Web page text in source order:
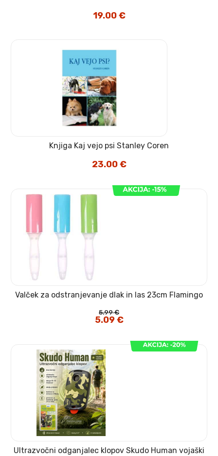
19.00€
Knjiga Kaj vejo psi Stanley Coren
23.00€
Valček za odstranjevanje dlak in las 23cm Flamingo
5.99€
Izvirna
cena
5.09€Trenutna
cena
Ultrazvočni odganjalec klopov Skudo Human vojaški